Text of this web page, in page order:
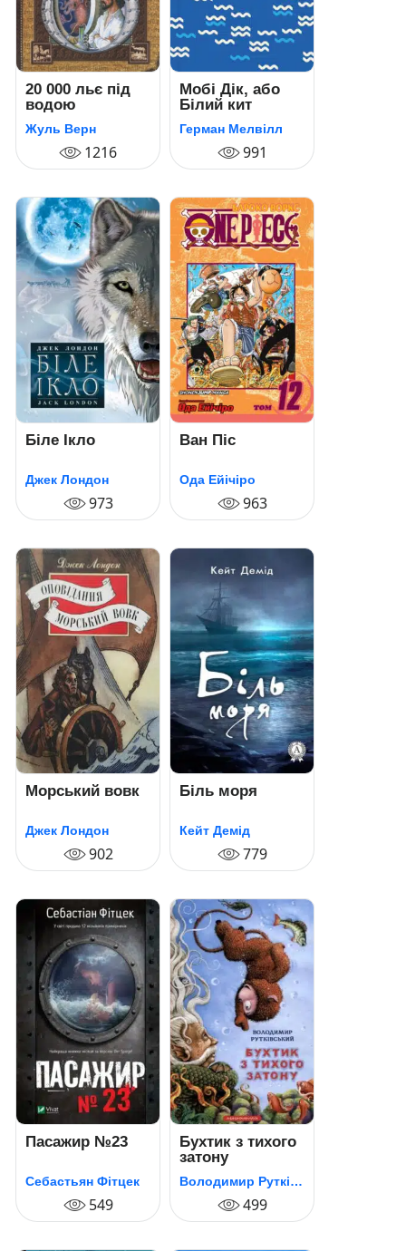
20 000 льє під
водою
Жуль Верн
1216
Мобі Дік, або
Білий кит
Герман Мелвілл
991
Біле Ікло
Джек Лондон
973
Ван Піс
Ода Ейічіро
963
Морський вовк
Джек Лондон
902
Біль моря
Кейт Демід
779
Пасажир №23
Себастьян Фітцек
549
Бухтик з тихого
затону
Володимир Рутківський
499